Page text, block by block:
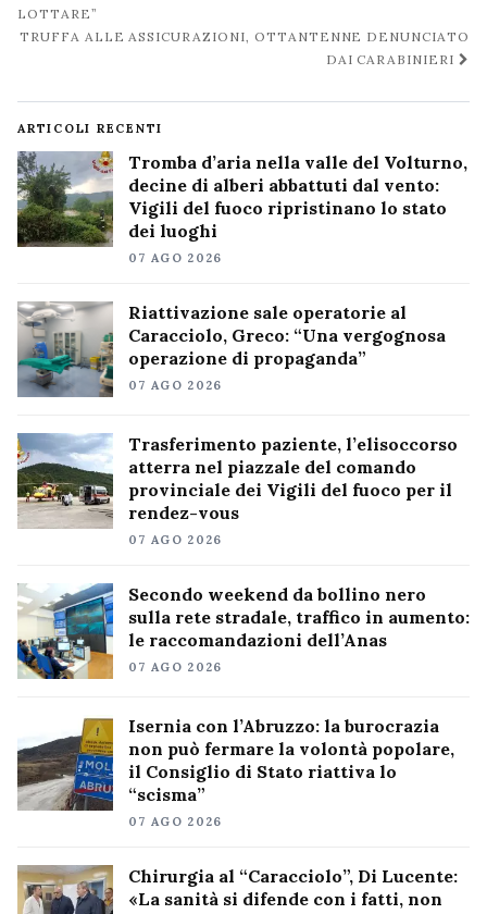
LOTTARE”
TRUFFA ALLE ASSICURAZIONI, OTTANTENNE DENUNCIATO
DAI CARABINIERI
ARTICOLI RECENTI
Tromba d’aria nella valle del Volturno,
decine di alberi abbattuti dal vento:
Vigili del fuoco ripristinano lo stato
dei luoghi
07 AGO 2026
Riattivazione sale operatorie al
Caracciolo, Greco: “Una vergognosa
operazione di propaganda”
07 AGO 2026
Trasferimento paziente, l’elisoccorso
atterra nel piazzale del comando
provinciale dei Vigili del fuoco per il
rendez-vous
07 AGO 2026
Secondo weekend da bollino nero
sulla rete stradale, traffico in aumento:
le raccomandazioni dell’Anas
07 AGO 2026
Isernia con l’Abruzzo: la burocrazia
non può fermare la volontà popolare,
il Consiglio di Stato riattiva lo
“scisma”
07 AGO 2026
Chirurgia al “Caracciolo”, Di Lucente:
«La sanità si difende con i fatti, non